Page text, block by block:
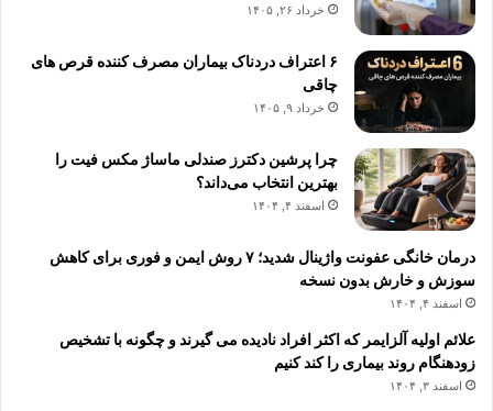
خرداد ۲۶, ۱۴۰۵
۶ اعتراف دردناک بیماران مصرف کننده قرص های
چاقی
خرداد ۹, ۱۴۰۵
چرا پرشین دکترز صندلی ماساژ مکس فیت را
بهترین انتخاب می‌داند؟
اسفند ۴, ۱۴۰۴
درمان خانگی عفونت واژینال شدید؛ ۷ روش ایمن و فوری برای کاهش
سوزش و خارش بدون نسخه
اسفند ۴, ۱۴۰۴
علائم اولیه آلزایمر که اکثر افراد نادیده می گیرند و چگونه با تشخیص
زودهنگام روند بیماری را کند کنیم
اسفند ۳, ۱۴۰۴